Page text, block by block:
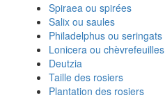
Spiraea ou spirées
Salix ou saules
Philadelphus ou seringats
Lonicera ou chèvrefeuilles
Deutzia
Taille des rosiers
Plantation des rosiers